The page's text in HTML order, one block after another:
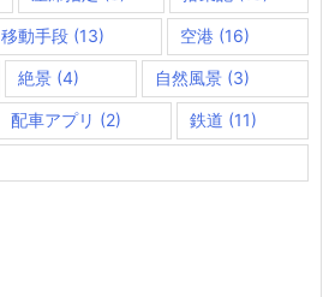
移動手段(13) 空港 (16)
絶景(4) 自然風景 (3)
配車アプリ (2) 鉄道 (11)